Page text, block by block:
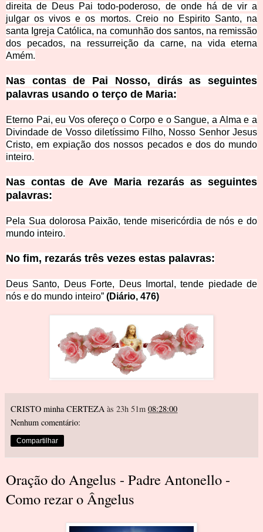
direita de Deus Pai todo-poderoso, de onde há de vir a
julgar os vivos e os mortos. Creio no Espirito Santo, na
santa Igreja Católica, na comunhão dos santos, na remissão
dos pecados, na ressurreição da carne, na vida eterna
Amém.
Nas contas de Pai Nosso, dirás as seguintes
palavras usando o terço de Maria:
Eterno Pai, eu Vos ofereço o Corpo e o Sangue, a Alma e a
Divindade de Vosso diletíssimo Filho, Nosso Senhor Jesus
Cristo, em expiação dos nossos pecados e dos do mundo
inteiro.
Nas contas de Ave Maria rezarás as seguintes
palavras:
Pela Sua dolorosa Paixão, tende misericórdia de nós e do
mundo inteiro.
No fim, rezarás três vezes estas palavras:
Deus Santo, Deus Forte, Deus Imortal, tende piedade de
nós e do mundo inteiro” (Diário, 476)
CRISTO minha CERTEZA às 23h 51m 08:28:00
Nenhum comentário:
Compartilhar
Oração do Angelus - Padre Antonello -
Como rezar o Ângelus